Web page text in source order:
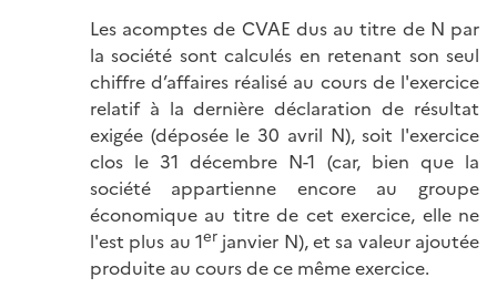
Les acomptes de CVAE dus au titre de N par
la société sont calculés en retenant son seul
chiffre d’affaires réalisé au cours de l'exercice
relatif à la dernière déclaration de résultat
exigée (déposée le 30 avril N), soit l'exercice
clos le 31 décembre N-1 (car, bien que la
société appartienne encore au groupe
économique au titre de cet exercice, elle ne
l'est plus au 1erjanvier N), et sa valeur ajoutée
produite au cours de ce même exercice.